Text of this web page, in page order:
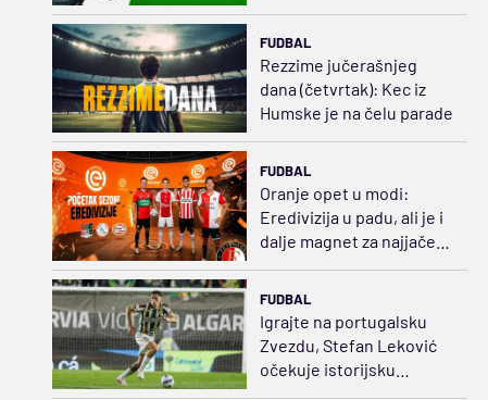
FUDBAL
Rezzime jučerašnjeg
dana (četvrtak): Kec iz
Humske je na čelu parade
FUDBAL
Oranje opet u modi:
Eredivizija u padu, ali je i
dalje magnet za najjače
klubove Evrope
FUDBAL
Igrajte na portugalsku
Zvezdu, Stefan Leković
očekuje istorijsku